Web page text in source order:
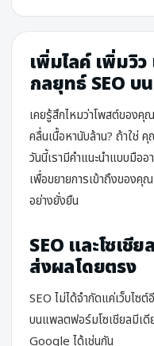
เพิ่มไลค์ เพิ่มวิ
กลยุทธ์ SEO บ
เคยรู้สึกไหมว่าโพสต์ของคุ
คลื่นเนื้อหานับล้าน? ถ้าใช่
วันนี้เรามีคำแนะนำแบบมือ
เพื่อขยายการเข้าถึงของคุ
อย่างยั่งยืน
SEO และโซเชี
ส่งผลโดยตรง
SEO ไม่ได้จำกัดแค่เว็บไซ
บนแพลตฟอร์มโซเชียลมีเ
Google ได้เช่นกัน